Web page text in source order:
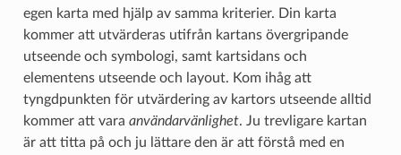
egen karta med hjälp av samma kriterier. Din karta
kommer att utvärderas utifrån kartans övergripande
utseende och symbologi, samt kartsidans och
elementens utseende och layout. Kom ihåg att
tyngdpunkten för utvärdering av kartors utseende alltid
kommer att vara användarvänlighet. Ju trevligare kartan
är att titta på och ju lättare den är att förstå med en